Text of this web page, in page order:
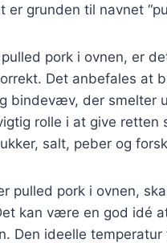
er grunden til navnet
pork i ovnen, er
Det anbefales at
bindevæv, der smelter
rolle i at give
salt, peber og
pulled pork i ovnen,
kan være en god idé
Den ideelle